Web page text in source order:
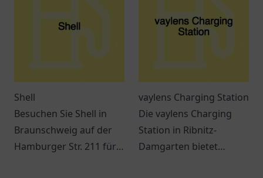
Shell
Besuchen Sie Shell in
Braunschweig auf der
Hamburger Str. 211 für
vaylens Charging Station
Die vaylens Charging
Station in Ribnitz-
Damgarten bietet